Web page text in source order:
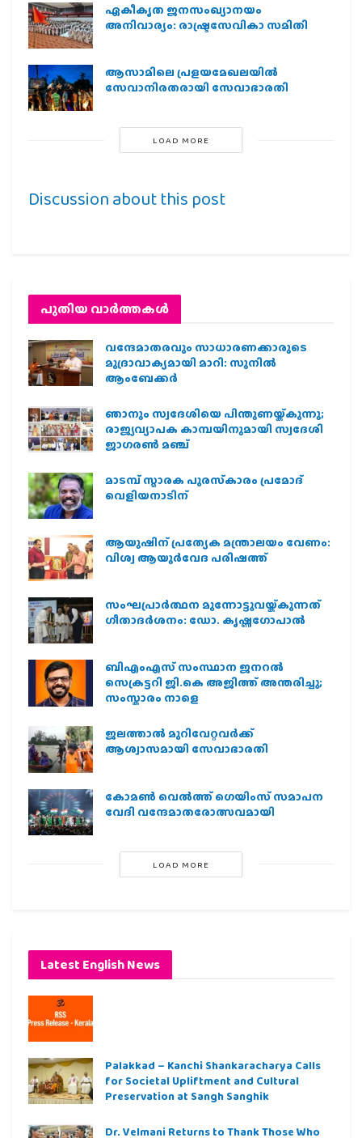
ഏകീകൃത ജനസംഖ്യാനയം
അനിവാര്യം: രാഷ്ട്രസേവികാ സമിതി
ആസാമിലെ പ്രളയമേഖലയില്‍
സേവാനിരതരായി സേവാഭാരതി
LOAD MORE
Discussion about this post
പുതിയ വാര്‍ത്തകള്‍
വന്ദേമാതരവും സാധാരണക്കാരുടെ
മുദ്രാവാക്യമായി മാറി: സുനിൽ
ആംബേക്കർ
ഞാനും സ്വദേശിയെ പിന്തുണയ്ക്കുന്നു;
രാജ്യവ്യാപക കാമ്പയിനുമായി സ്വദേശി
ജാഗരണ്‍ മഞ്ച്
മാടമ്പ് സ്മാരക പുരസ്‌കാരം പ്രമോദ്
വെളിയനാടിന്
ആയുഷിന് പ്രത്യേക മന്ത്രാലയം വേണം:
വിശ്വ ആയുര്‍വേദ പരിഷത്ത്
സംഘപ്രാര്‍ത്ഥന മുന്നോട്ടുവയ്ക്കുന്നത്
ഗീതാദര്‍ശനം: ഡോ. കൃഷ്ണഗോപാല്‍
ബിഎംഎസ് സംസ്ഥാന ജനറൽ
സെക്രട്ടറി ജി.കെ അജിത്ത് അന്തരിച്ചു;
സംസ്കാരം നാളെ
ജലത്താല്‍ മുറിവേറ്റവര്‍ക്ക്
ആശ്വാസമായി സേവാഭാരതി
കോമൺ വെൽത്ത് ഗെയിംസ് സമാപന
വേദി വന്ദേമാതരോത്സവമായി
LOAD MORE
Latest English News
Palakkad – Kanchi Shankaracharya Calls
for Societal Upliftment and Cultural
Preservation at Sangh Sanghik
Dr. Velmani Returns to Thank Those Who